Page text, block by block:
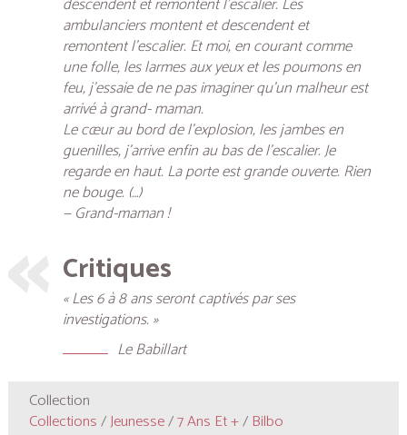
descendent et remontent l’escalier. Les
ambulanciers montent et descendent et
remontent l’escalier. Et moi, en courant comme
une folle, les larmes aux yeux et les poumons en
feu, j’essaie de ne pas imaginer qu’un malheur est
arrivé à grand- maman.
Le cœur au bord de l’explosion, les jambes en
guenilles, j’arrive enfin au bas de l’escalier. Je
regarde en haut. La porte est grande ouverte. Rien
ne bouge. (…)
— Grand-maman !
Critiques
« Les 6 à 8 ans seront captivés par ses
investigations. »
Le Babillart
Collection
Collections/Jeunesse/7 Ans Et +/ Bilbo